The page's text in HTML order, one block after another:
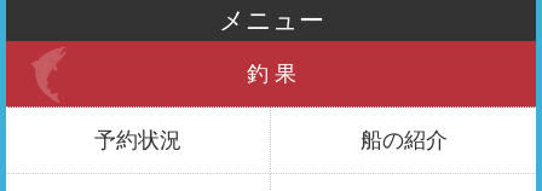
メニュー
釣 果
予約状況 船の紹介